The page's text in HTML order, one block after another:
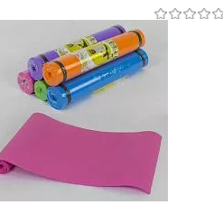
В кошик
Порівняння